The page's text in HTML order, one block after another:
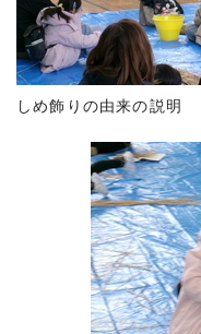
しめ飾りの由来の説明